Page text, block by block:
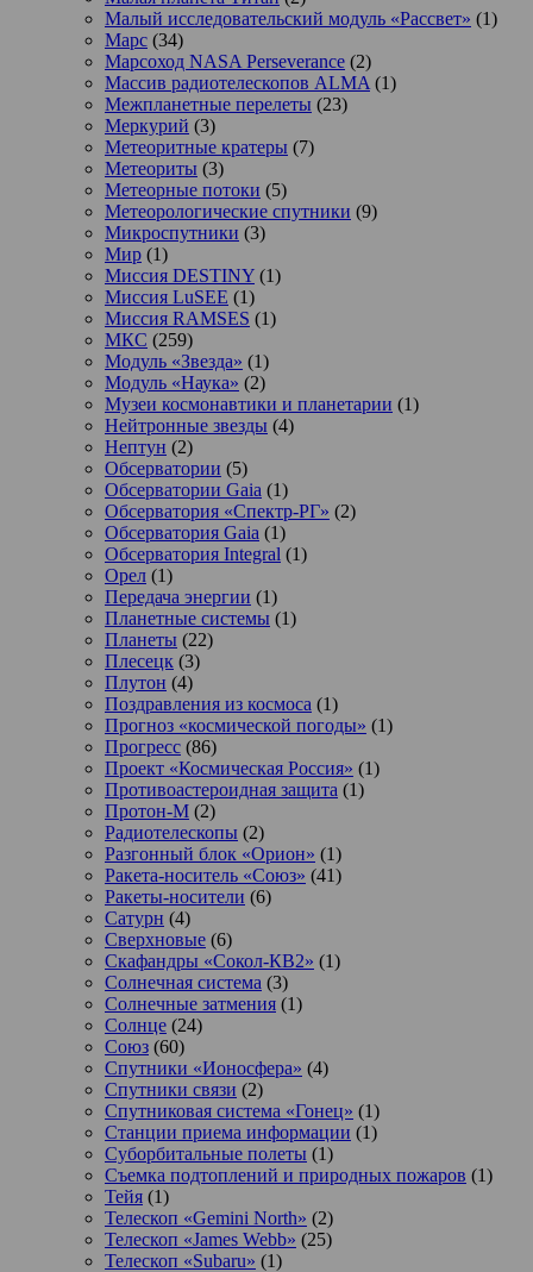
Малый исследовательский модуль «Рассвет» (1)
Марс (34)
Марсоход NASA Perseverance (2)
Массив радиотелескопов ALMA (1)
Межпланетные перелеты (23)
Меркурий (3)
Метеоритные кратеры (7)
Метеориты (3)
Метеорные потоки (5)
Метеорологические спутники (9)
Микроспутники (3)
Мир (1)
Миссия DESTINY (1)
Миссия LuSEE (1)
Миссия RAMSES (1)
МКС (259)
Модуль «Звезда» (1)
Модуль «Наука» (2)
Музеи космонавтики и планетарии (1)
Нейтронные звезды (4)
Нептун (2)
Обсерватории (5)
Обсерватории Gaia (1)
Обсерватория «Спектр-РГ» (2)
Обсерватория Gaia (1)
Обсерватория Integral (1)
Орел (1)
Передача энергии (1)
Планетные системы (1)
Планеты (22)
Плесецк (3)
Плутон (4)
Поздравления из космоса (1)
Прогноз «космической погоды» (1)
Прогресс (86)
Проект «Космическая Россия» (1)
Противоастероидная защита (1)
Протон-М (2)
Радиотелескопы (2)
Разгонный блок «Орион» (1)
Ракета-носитель «Союз» (41)
Ракеты-носители (6)
Сатурн (4)
Сверхновые (6)
Скафандры «Сокол-КВ2» (1)
Солнечная система (3)
Солнечные затмения (1)
Солнце (24)
Союз (60)
Спутники «Ионосфера» (4)
Спутники связи (2)
Спутниковая система «Гонец» (1)
Станции приема информации (1)
Суборбитальные полеты (1)
Съемка подтоплений и природных пожаров (1)
Тейя (1)
Телескоп «Gemini North» (2)
Телескоп «James Webb» (25)
Телескоп «Subaru» (1)